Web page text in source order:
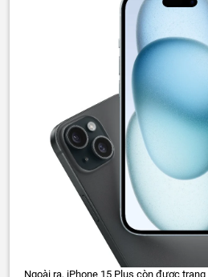
Ngoài ra, iPhone 15 Plus còn được